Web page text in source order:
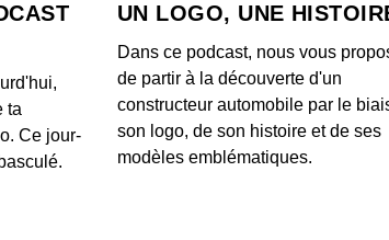
ta
Ce jour-
UN LOGO, UNE
Dans ce podcast, nous vous
de partir à la découverte d'un
constructeur automobile par le
son logo, de son histoire et de ses
modèles emblématiques.